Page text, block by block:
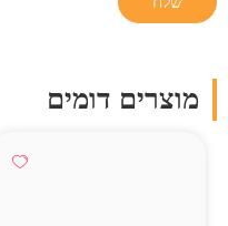
מוצרים דומים